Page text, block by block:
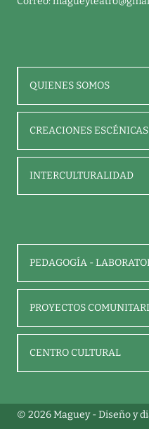
QUIENES SOMOS
CREACIONES ESCÉNICAS
INTERCULTURALIDAD
PEDAGOGÍA -
PROYECTOS
CENTRO CULTURAL
© 2026 Maguey - Diseño y